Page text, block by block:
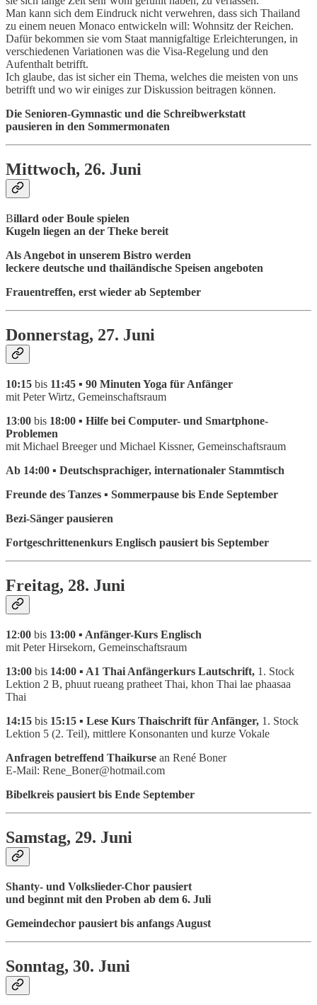
Man kann sich dem Eindruck nicht verwehren, dass sich Thailand
zu einem neuen Monaco entwickeln will: Wohnsitz der Reichen.
Dafür bekommen sie vom Staat mannigfaltige Erleichterungen, in
verschiedenen Variationen was die Visa-Regelung und den
Aufenthalt betrifft.
Ich glaube, das ist sicher ein Thema, welches die meisten von uns
betrifft und wo wir einiges zur Diskussion beitragen können.
Die Senioren-Gymnastic und die Schreibwerkstatt
pausieren in den Sommermonaten
Mittwoch, 26. Juni
Billard oder Boule spielen
Kugeln liegen an der Theke bereit
Als Angebot in unserem Bistro werden
leckere deutsche und thailändische Speisen angeboten
Frauentreffen, erst wieder ab September
Donnerstag, 27. Juni
10:15 bis 11:45 ▪ 90 Minuten Yoga für Anfänger
mit Peter Wirtz, Gemeinschaftsraum
13:00 bis 18:00 ▪ Hilfe bei Computer- und Smartphone-
Problemen
mit Michael Breeger und Michael Kissner, Gemeinschaftsraum
Ab 14:00 ▪ Deutschsprachiger, internationaler Stammtisch
Freunde des Tanzes ▪ Sommerpause bis Ende September
Bezi-Sänger pausieren
Fortgeschrittenenkurs Englisch pausiert bis September
Freitag, 28. Juni
12:00 bis 13:00 ▪ Anfänger-Kurs Englisch
mit Peter Hirsekorn, Gemeinschaftsraum
13:00 bis 14:00 ▪ A1 Thai Anfängerkurs Lautschrift, 1. Stock
Lektion 2 B, phuut rueang pratheet Thai, khon Thai lae phaasaa
Thai
14:15 bis 15:15 ▪ Lese Kurs Thaischrift für Anfänger, 1. Stock
Lektion 5 (2. Teil), mittlere Konsonanten und kurze Vokale
Anfragen betreffend Thaikurse an René Boner
E-Mail: Rene_Boner@hotmail.com
Bibelkreis pausiert bis Ende September
Samstag, 29. Juni
Shanty- und Volkslieder-Chor pausiert
und beginnt mit den Proben ab dem 6. Juli
Gemeindechor pausiert bis anfangs August
Sonntag, 30. Juni